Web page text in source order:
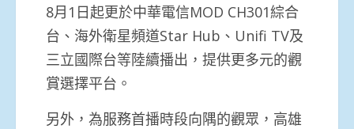
8月1日起更於中華電信MOD CH301綜合
台、海外衛星頻道Star Hub、Unifi TV及
三立國際台等陸續播出，提供更多元的觀
賞選擇平台。
另外，為服務首播時段向隅的觀眾，高雄